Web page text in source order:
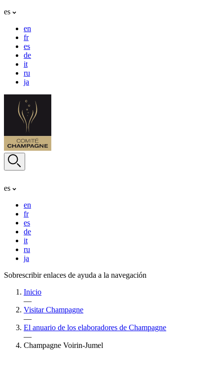
es
en
fr
es
de
it
ru
ja
es
en
fr
es
de
it
ru
ja
Sobrescribir enlaces de ayuda a la navegación
Inicio
—
Visitar Champagne
—
El anuario de los elaboradores de Champagne
—
Champagne Voirin-Jumel